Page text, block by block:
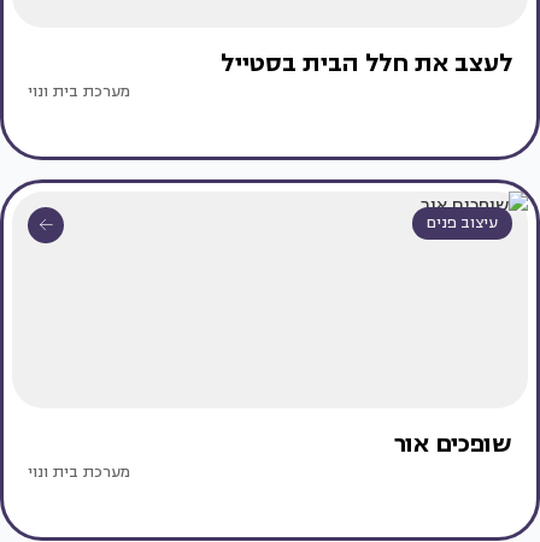
לעצב את חלל הבית בסטייל
מערכת בית ונוי
עיצוב פנים
שופכים אור
מערכת בית ונוי